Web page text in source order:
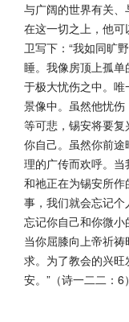
与广阔的世界有关
在这一切之上，他
卫写下：“我如同旷
睡。我像房顶上孤
于极大忧伤之中。
景像中。虽然他忧
等可悲，锡安将要
你自己。虽然你前
理的广传而欢呼。
和祂正在为锡安所
事，我们就会忘记个
忘记你自己和你微小
当你屈膝向上帝祈
求。为了教会的兴
安。”（诗一二二：6